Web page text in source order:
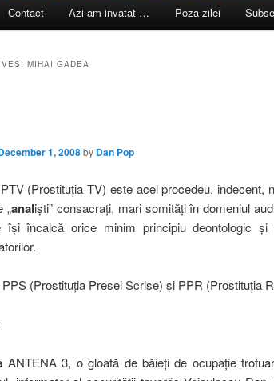
Contact Azi am invatat … Poza zilei
MIHAI GADEA
1, 2008by Dan Pop
PTV (Prostituţia TV) este acel procedeu, indecent,
„analişti” consacraţi, mari somităţi în domeniul
îşi încalcă orice minim principiu deontologic
(Prostituţia Presei Scrise) şi PPR (Prostituţia
ANTENA 3, o gloată de băieţi de ocupaţie